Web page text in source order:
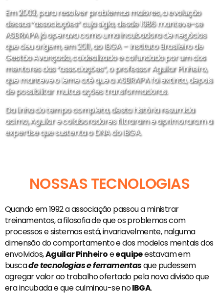
Em 2003, para resolver problemas maiores, a evolução
dessas “associações” cuja sigla, desde 1986 manteve-se
ASBRAPA já operava como uma incubadora de negócios
que deu origem, em 2011, ao IBGA – Instituto Brasileiro de
Gestão Avançada, coidealizado e cofundado por um dos
mentores das “associações”, o professor Aguilar Pinheiro,
que manteve o leme até que a ASBRAPA foi extinta, depois
de possibilitar muitas ações transformadoras.
Da linha do tempo completa, desta história resumida
acima, Aguilar e colaboradores filtraram e aprimoraram a
expertise que sustenta o DNA do IBGA.
NOSSAS TECNOLOGIAS
Quando em 1992 a associação passou a ministrar
treinamentos, a filosofia de que os problemas com
processos e sistemas está, invariavelmente, nalguma
dimensão do comportamento e dos modelos mentais dos
envolvidos,Aguilar Pinheiroeequipeestavam em
buscade tecnologias e ferramentasque pudessem
agregar valor ao trabalho ofertado pela nova divisão que
era incubada e que culminou-se noIBGA.